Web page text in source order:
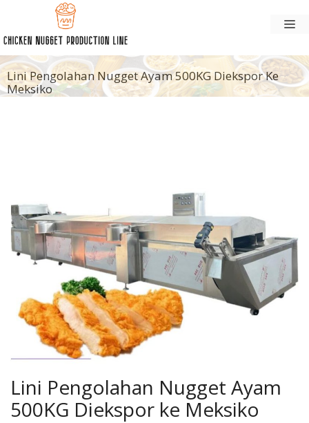
konten
Lini Pengolahan Nugget Ayam 500KG Diekspor Ke
Meksiko
Lini Pengolahan Nugget Ayam
500KG Diekspor ke Meksiko